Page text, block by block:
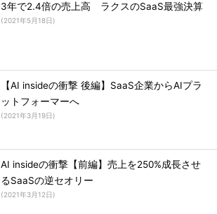
3年で2.4倍の売上高 ラクスのSaaS最強決算
(2021年5月18日)
【AI insideの衝撃 後編】SaaS企業からAIプラ
ットフォーマーへ
(2021年3月19日)
AI insideの衝撃【前編】売上を250%成長させ
るSaaSの逆セオリー
(2021年3月12日)